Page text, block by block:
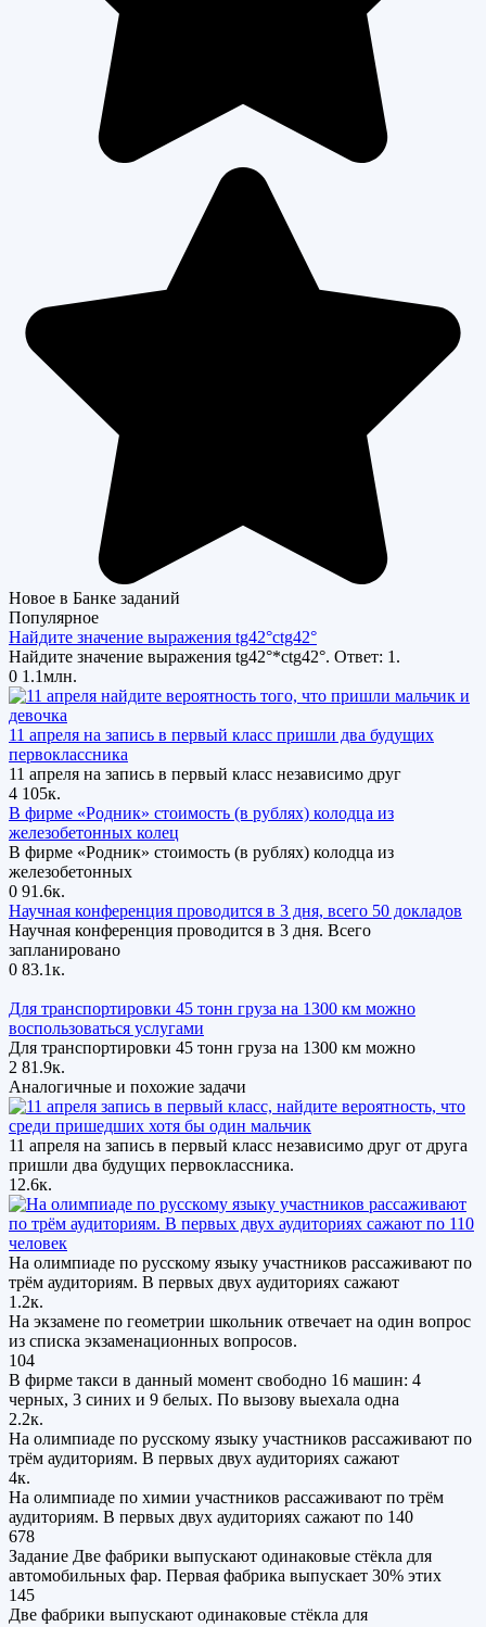
Новое в Банке заданий
Популярное
Найдите значение выражения tg42°ctg42°
Найдите значение выражения tg42°*ctg42°. Ответ: 1.
0 1.1млн.
11 апреля на запись в первый класс пришли два будущих
первоклассника
11 апреля на запись в первый класс независимо друг
4 105к.
В фирме «Родник» стоимость (в рублях) колодца из
железобетонных колец
В фирме «Родник» стоимость (в рублях) колодца из
железобетонных
0 91.6к.
Научная конференция проводится в 3 дня, всего 50 докладов
Научная конференция проводится в 3 дня. Всего
запланировано
0 83.1к.
Для транспортировки 45 тонн груза на 1300 км можно
воспользоваться услугами
Для транспортировки 45 тонн груза на 1300 км можно
2 81.9к.
Аналогичные и похожие задачи
11 апреля на запись в первый класс независимо друг от друга
пришли два будущих первоклассника.
12.6к.
На олимпиаде по русскому языку участников рассаживают по
трём аудиториям. В первых двух аудиториях сажают
1.2к.
На экзамене по геометрии школьник отвечает на один вопрос
из списка экзаменационных вопросов.
104
В фирме такси в данный момент свободно 16 машин: 4
черных, 3 синих и 9 белых. По вызову выехала одна
2.2к.
На олимпиаде по русскому языку участников рассаживают по
трём аудиториям. В первых двух аудиториях сажают
4к.
На олимпиаде по химии участников рассаживают по трём
аудиториям. В первых двух аудиториях сажают по 140
678
Задание Две фабрики выпускают одинаковые стёкла для
автомобильных фар. Первая фабрика выпускает 30% этих
145
Две фабрики выпускают одинаковые стёкла для